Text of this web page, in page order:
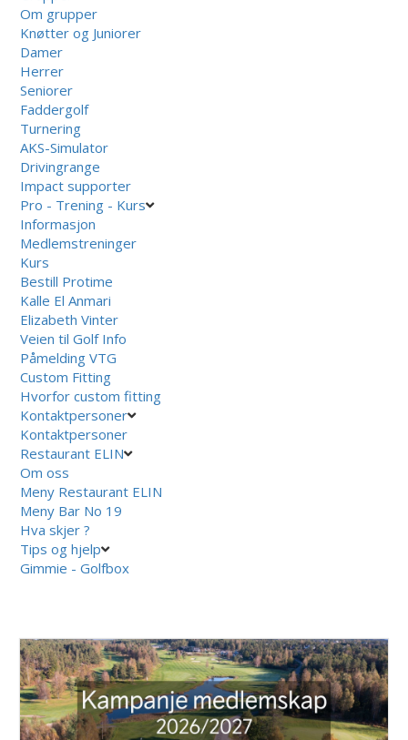
Om grupper
Knøtter og Juniorer
Damer
Herrer
Seniorer
Faddergolf
Turnering
AKS-Simulator
Drivingrange
Impact supporter
Pro - Trening - Kurs
Informasjon
Medlemstreninger
Kurs
Bestill Protime
Kalle El Anmari
Elizabeth Vinter
Veien til Golf Info
Påmelding VTG
Custom Fitting
Hvorfor custom fitting
Kontaktpersoner
Kontaktpersoner
Restaurant ELIN
Om oss
Meny Restaurant ELIN
Meny Bar No 19
Hva skjer ?
Tips og hjelp
Gimmie - Golfbox